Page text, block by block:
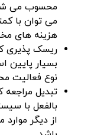
محسوب می
می توان با
هزینه های
ریسک پذیری
بسیار پایین
نوع فعالیت
تبدیل مراجعه
بالفعل با
از دیگر